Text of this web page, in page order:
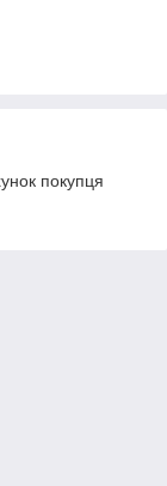
покупця